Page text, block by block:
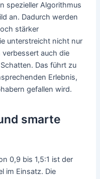
spezieller Algorithmus
an. Dadurch werden
stärker
unterstreicht nicht nur
auch die
Das führt zu
Erlebnis,
gefallen wird.
smarte
0,9 bis 1,5:1 ist der
im Einsatz. Die